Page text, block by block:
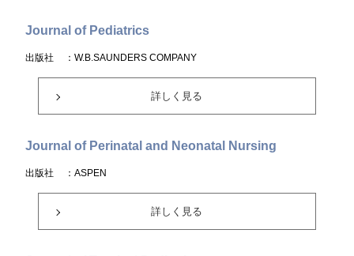
Journal of Pediatrics
出版社 ：W.B.SAUNDERS COMPANY
詳しく見る
Journal of Perinatal and Neonatal Nursing
出版社 ：ASPEN
詳しく見る